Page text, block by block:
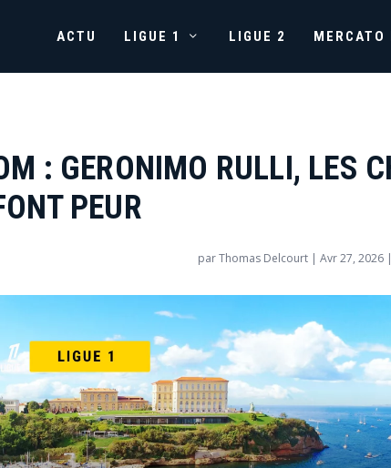
ACTU LIGUE 1 LIGUE 2 MERCATO
: GERONIMO RULLI, LES
PEUR
parThomas Delcourt| Avr 27, 2026|